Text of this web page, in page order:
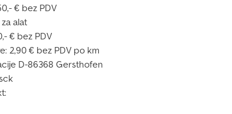
€ bez PDV
alat
€ bez PDV
2,90 € bez PDV po km
D-86368 Gersthofen